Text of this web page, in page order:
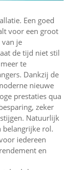
Een goed
voor een groot
je
de tijd niet stil
te
Dankzij de
nieuwe
prestaties qua
zeker
Natuurlijk
belangrijke rol.
iedereen
en